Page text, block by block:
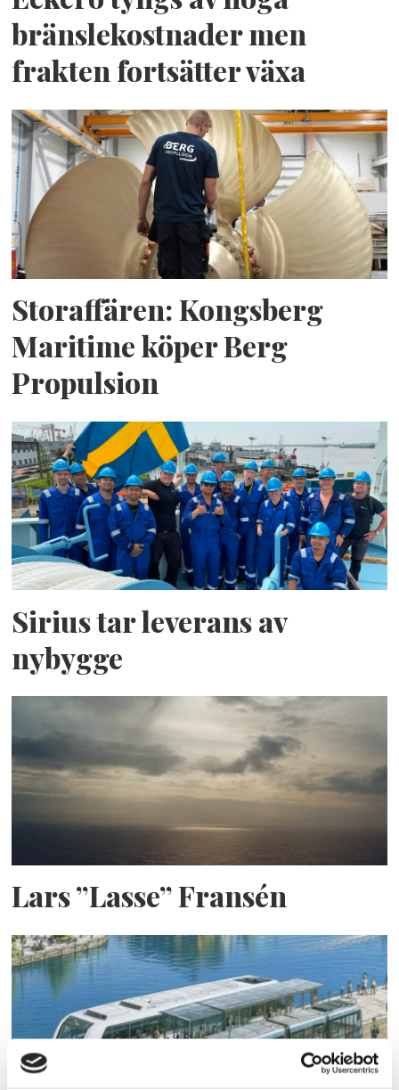
bränslekostnader men
frakten fortsätter växa
Storaffären: Kongsberg
Maritime köper Berg
Propulsion
Sirius tar leverans av
nybygge
Lars ”Lasse” Fransén